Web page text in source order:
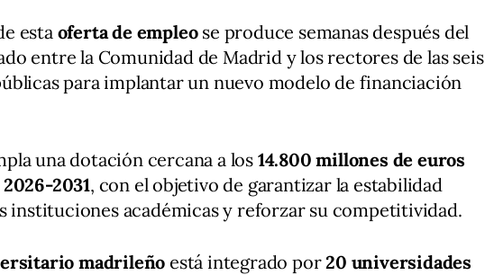
estaoferta de empleose produce semanas después del
entre la Comunidad de Madrid y los rectores de las seis
para implantar un nuevo modelo de financiación
una dotación cercana a los14.800 millones de euros
2031, con el objetivo de garantizar la estabilidad
instituciones académicas y reforzar su competitividad.
madrileñoestá integrado por20 universidades